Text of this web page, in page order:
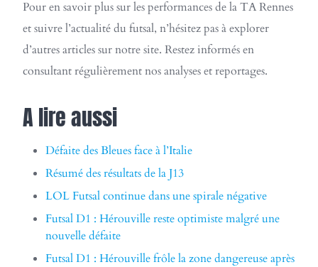
Pour en savoir plus sur les performances de la TA Rennes
et suivre l’actualité du futsal, n’hésitez pas à explorer
d’autres articles sur notre site. Restez informés en
consultant régulièrement nos analyses et reportages.
A lire aussi
Défaite des Bleues face à l’Italie
Résumé des résultats de la J13
LOL Futsal continue dans une spirale négative
Futsal D1 : Hérouville reste optimiste malgré une
nouvelle défaite
Futsal D1 : Hérouville frôle la zone dangereuse après